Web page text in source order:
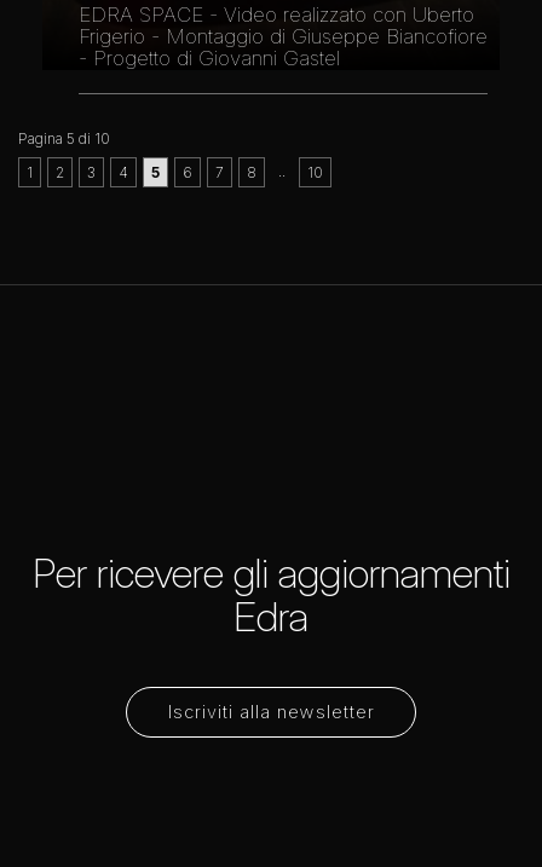
EDRA SPACE - Video realizzato con Uberto
Frigerio - Montaggio di Giuseppe Biancofiore
- Progetto di Giovanni Gastel
Pagina 5 di 10
1
2 3 4 5 6 7 8 10
Iscriviti alla newsletter
Per ricevere gli aggiornamenti
Edra